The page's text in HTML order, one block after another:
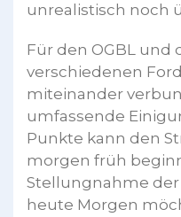
unrealistisch noch
Für den OGBL und
verschiedenen
miteinander
umfassende
Punkte kann den
morgen früh
Stellungnahme der
heute Morgen